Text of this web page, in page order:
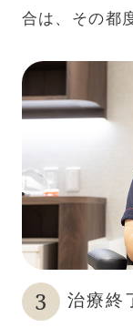
合は、その都
治療終